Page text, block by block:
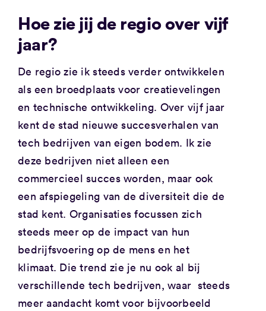
Hoe zie jij de regio over vijf
jaar?
De regio zie ik steeds verder ontwikkelen
als een broedplaats voor creatievelingen
en technische ontwikkeling. Over vijf jaar
kent de stad nieuwe succesverhalen van
tech bedrijven van eigen bodem. Ik zie
deze bedrijven niet alleen een
commercieel succes worden, maar ook
een afspiegeling van de diversiteit die de
stad kent. Organisaties focussen zich
steeds meer op de impact van hun
bedrijfsvoering op de mens en het
klimaat. Die trend zie je nu ook al bij
verschillende tech bedrijven, waar steeds
meer aandacht komt voor bijvoorbeeld